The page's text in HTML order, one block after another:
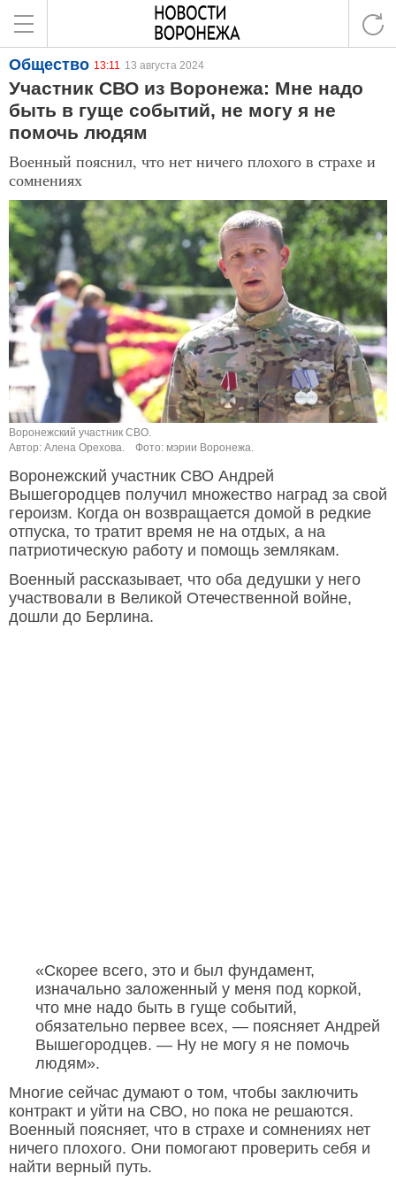
Общество 13:11 13 августа 2024
Участник СВО из Воронежа: Мне надо
быть в гуще событий, не могу я не
помочь людям
Военный пояснил, что нет ничего плохого в страхе и
сомнениях
Воронежский участник СВО.
Автор: Алена Орехова.
Фото: мэрии Воронежа.
Воронежский участник СВО Андрей
Вышегородцев получил множество наград за свой
героизм. Когда он возвращается домой в редкие
отпуска, то тратит время не на отдых, а на
патриотическую работу и помощь землякам.
Военный рассказывает, что оба дедушки у него
участвовали в Великой Отечественной войне,
дошли до Берлина.
«Скорее всего, это и был фундамент,
изначально заложенный у меня под коркой,
что мне надо быть в гуще событий,
обязательно первее всех, — поясняет Андрей
Вышегородцев. — Ну не могу я не помочь
людям».
Многие сейчас думают о том, чтобы заключить
контракт и уйти на СВО, но пока не решаются.
Военный поясняет, что в страхе и сомнениях нет
ничего плохого. Они помогают проверить себя и
найти верный путь.